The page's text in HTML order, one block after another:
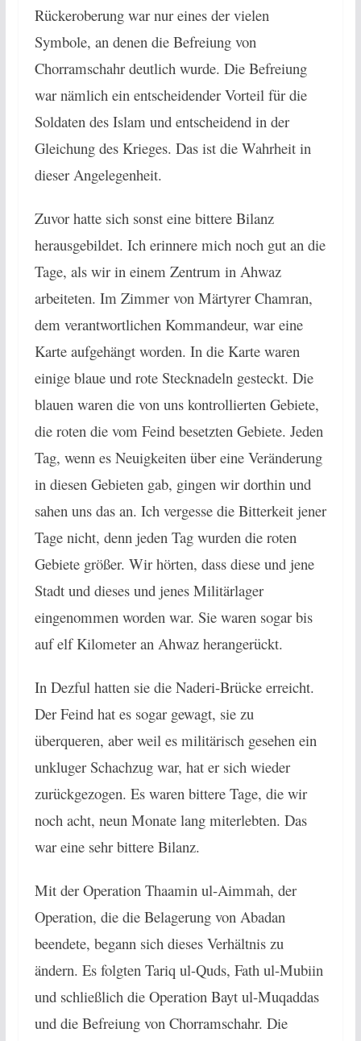
Rückeroberung war nur eines der vielen
Symbole, an denen die Befreiung von
Chorramschahr deutlich wurde. Die Befreiung
war nämlich ein entscheidender Vorteil für die
Soldaten des Islam und entscheidend in der
Gleichung des Krieges. Das ist die Wahrheit in
dieser Angelegenheit.
Zuvor hatte sich sonst eine bittere Bilanz
herausgebildet. Ich erinnere mich noch gut an die
Tage, als wir in einem Zentrum in Ahwaz
arbeiteten. Im Zimmer von Märtyrer Chamran,
dem verantwortlichen Kommandeur, war eine
Karte aufgehängt worden. In die Karte waren
einige blaue und rote Stecknadeln gesteckt. Die
blauen waren die von uns kontrollierten Gebiete,
die roten die vom Feind besetzten Gebiete. Jeden
Tag, wenn es Neuigkeiten über eine Veränderung
in diesen Gebieten gab, gingen wir dorthin und
sahen uns das an. Ich vergesse die Bitterkeit jener
Tage nicht, denn jeden Tag wurden die roten
Gebiete größer. Wir hörten, dass diese und jene
Stadt und dieses und jenes Militärlager
eingenommen worden war. Sie waren sogar bis
auf elf Kilometer an Ahwaz herangerückt.
In Dezful hatten sie die Naderi-Brücke erreicht.
Der Feind hat es sogar gewagt, sie zu
überqueren, aber weil es militärisch gesehen ein
unkluger Schachzug war, hat er sich wieder
zurückgezogen. Es waren bittere Tage, die wir
noch acht, neun Monate lang miterlebten. Das
war eine sehr bittere Bilanz.
Mit der Operation Thaamin ul-Aimmah, der
Operation, die die Belagerung von Abadan
beendete, begann sich dieses Verhältnis zu
ändern. Es folgten Tariq ul-Quds, Fath ul-Mubiin
und schließlich die Operation Bayt ul-Muqaddas
und die Befreiung von Chorramschahr. Die